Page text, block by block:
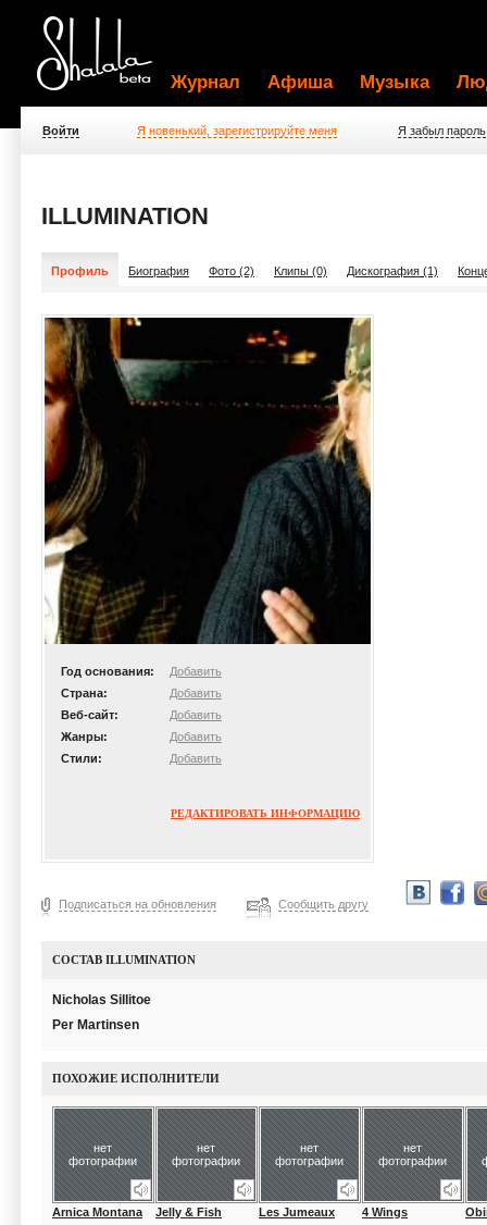
Журнал Афиша Музыка
Войти Я новенький, зарегистрируйте меня Я забыл пароль
ILLUMINATION
Профиль Биография Фото (2) Клипы (0) Дискография (1)
Год основания:
Добавить
Страна:
Добавить
Веб-сайт:
Добавить
Жанры:
Добавить
Стили:
Добавить
РЕДАКТИРОВАТЬ ИНФОРМАЦИЮ
Подписаться на обновления Сообщить другу
СОСТАВ ILLUMINATION
Nicholas Sillitoe
Per Martinsen
ПОХОЖИЕ ИСПОЛНИТЕЛИ
нет
фотографии
Arnica Montana
нет
фотографии
Jelly & Fish
нет
фотографии
Les Jumeaux
нет
фотографии
4 Wings